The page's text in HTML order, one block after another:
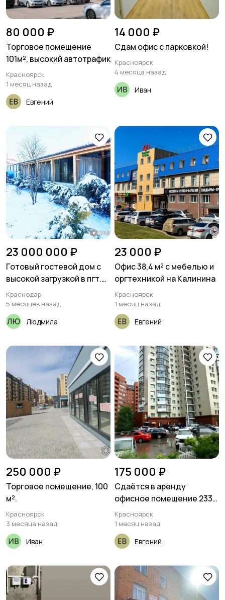
80 000 ₽
Торговое помещение
101м², высокий автотрафик
Красноярск
1 месяц назад
Евгений
14 000 ₽
Сдам офис с парковкой!
Красноярск
4 месяца назад
Иван
23 000 000 ₽
Готовый гостевой дом с
высокой загрузкой в пгт.
Мостовской
Краснодар
5 месяцев назад
Людмила
23 000 ₽
Офис 38,4 м² с мебелью и
оргтехникой на Калинина
Красноярск
1 месяц назад
Евгений
250 000 ₽
Торговое помещение, 100
м².
Красноярск
3 месяца назад
Иван
175 000 ₽
Сдаётся в аренду
офисное помещение 233
м²
Красноярск
1 месяц назад
Евгений